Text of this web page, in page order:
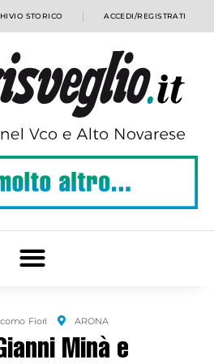
STORICO ACCEDI/REGISTRATI
Fiori ARONA
Minà e